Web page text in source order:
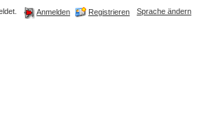
Anmelden Registrieren Sprache ändern